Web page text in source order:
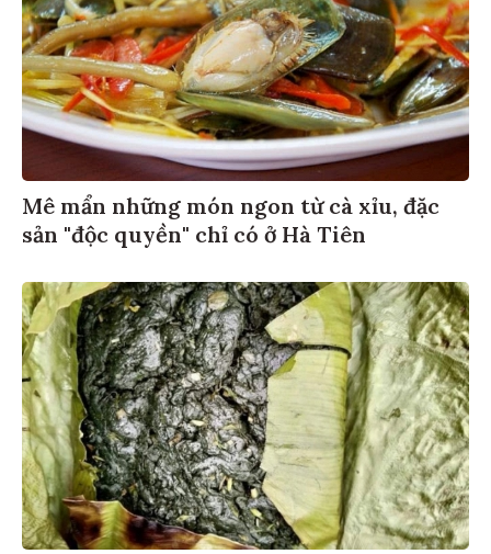
Mê mẩn những món ngon từ cà xỉu, đặc
sản "độc quyền" chỉ có ở Hà Tiên